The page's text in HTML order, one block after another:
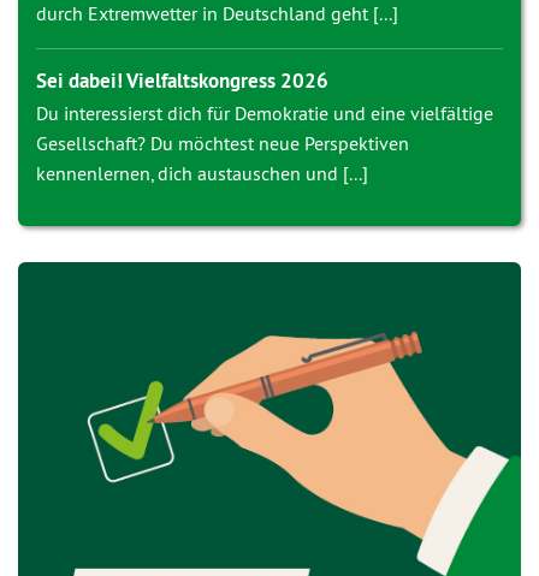
durch Extremwetter in Deutschland geht [...]
Sei dabei! Vielfaltskongress 2026
Du interessierst dich für Demokratie und eine vielfältige
Gesellschaft? Du möchtest neue Perspektiven
kennenlernen, dich austauschen und [...]